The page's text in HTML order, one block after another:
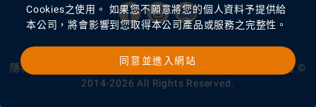
隱私權聲明與 Cookie 政策 | Powered by 曜通資訊有限公司©
2014-2026 All Rights Reserved.
Cookies之使用。 如果您不願意將您的個人資料予提供給
本公司，將會影響到您取得本公司產品或服務之完整性。
同意並進入網站